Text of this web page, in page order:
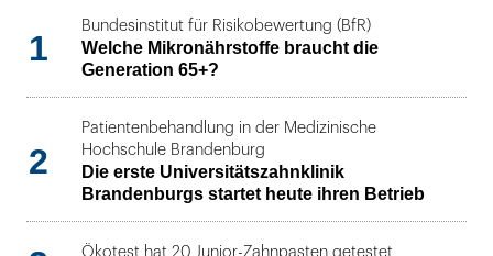
1
Bundesinstitut für Risikobewertung (BfR)
Welche Mikronährstoffe braucht die
Generation 65+?
2
Patientenbehandlung in der Medizinische
Hochschule Brandenburg
Die erste Universitätszahnklinik
Brandenburgs startet heute ihren Betrieb
Ökotest hat 20 Junior-Zahnpasten getestet